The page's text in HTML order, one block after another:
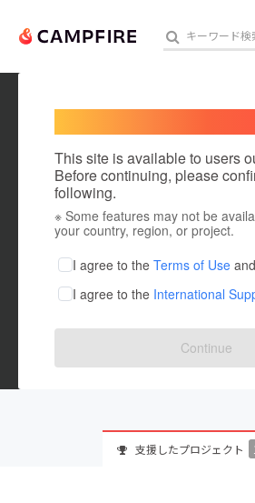
人気のプロ
アート
テクノロ
映像・
ビジネ
まちづ
This site is available to users
Before continuing, please
following.
※ Some features may not be
your country, region, or project.
I agree to the Terms of Use and
I agree to the International
Continue
支援したプロジェクト